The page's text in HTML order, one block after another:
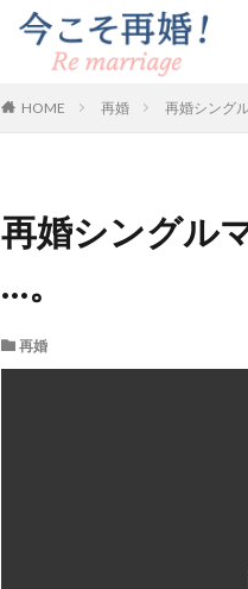
HOME 再婚 再婚シング
再婚シングル
…。
再婚